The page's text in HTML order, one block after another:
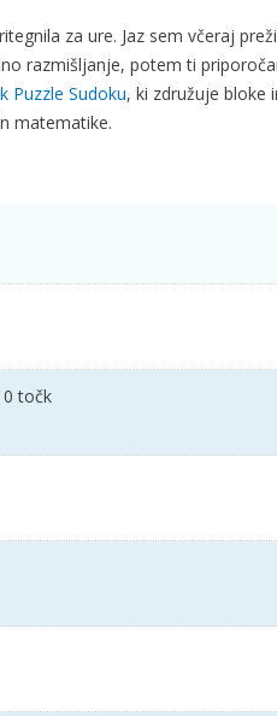
za ure. Jaz sem včeraj
razmišljanje, potem ti
Puzzle Sudoku, ki združuje bloke
matematike.
točk